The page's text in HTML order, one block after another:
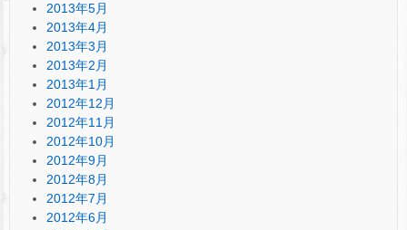
2013年5月
2013年4月
2013年3月
2013年2月
2013年1月
2012年12月
2012年11月
2012年10月
2012年9月
2012年8月
2012年7月
2012年6月